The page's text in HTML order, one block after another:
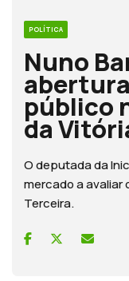
POLÍTICA
Nuno
público
da
O deputada da
mercado a avaliar
Terceira.